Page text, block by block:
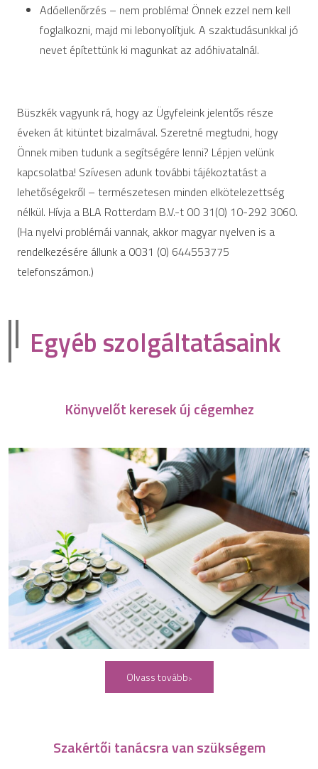
Adóellenőrzés – nem probléma! Önnek ezzel nem kell
foglalkozni, majd mi lebonyolítjuk. A szaktudásunkkal jó
nevet építettünk ki magunkat az adóhivatalnál.
Büszkék vagyunk rá, hogy az Ügyfeleink jelentős része
éveken át kitüntet bizalmával. Szeretné megtudni, hogy
Önnek miben tudunk a segítségére lenni? Lépjen velünk
kapcsolatba! Szívesen adunk további tájékoztatást a
lehetőségekről – természetesen minden elkötelezettség
nélkül. Hívja a BLA Rotterdam B.V.-t 00 31(0) 10-292 3060.
(Ha nyelvi problémái vannak, akkor magyar nyelven is a
rendelkezésére állunk a 0031 (0) 644553775
telefonszámon.)
Egyéb szolgáltatásaink
Könyvelőt keresek új cégemhez
Olvass tovább
Szakértői tanácsra van szükségem